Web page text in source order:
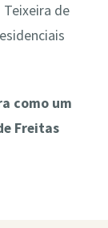
de
como um
Freitas